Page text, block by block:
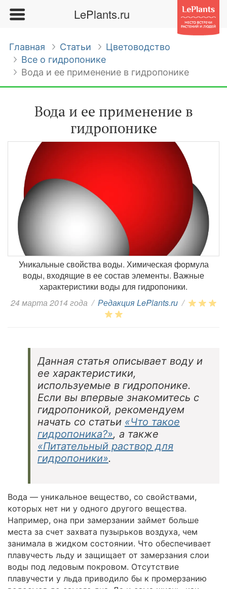
LePlants.ru
Главная Статьи
Цветоводство
Все о гидропонике
Вода и ее применение в гидропонике
Вода и ее применение в
гидропонике
Уникальные свойства воды. Химическая формула
воды, входящие в ее состав элементы. Важные
характеристики воды для гидропоники.
24 марта 2014 года / Редакция LePlants.ru /
Данная статья описывает воду и
ее характеристики,
используемые в гидропонике.
Если вы впервые знакомитесь с
гидропоникой, рекомендуем
начать со статьи «Что такое
гидропоника?», а также
«Питательный раствор для
гидропоники».
Вода — уникальное вещество, со свойствами,
которых нет ни у одного другого вещества.
Например, она при замерзании займет больше
места за счет захвата пузырьков воздуха, чем
занимала в жидком состоянии. Что обеспечивает
плавучесть льду и защищает от замерзания слои
воды под ледовым покровом. Отсутствие
плавучести у льда приводило бы к промерзанию